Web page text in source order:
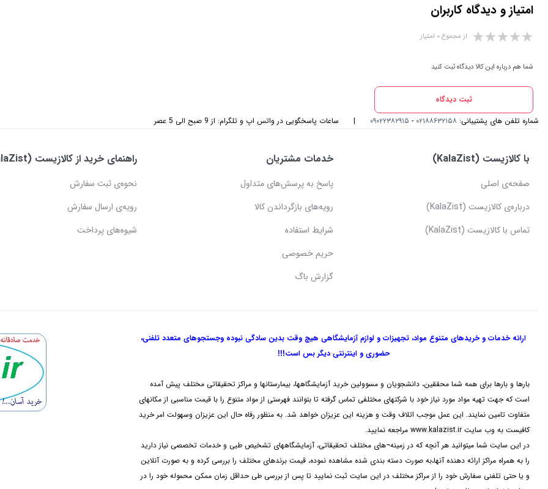
امتیاز و دیدگاه کاربران
از مجموع ۰ امتیاز
شما هم درباره این کالا دیدگاه ثبت کنید
ثبت دیدگاه
شماره تلفن های پشتیبانی: ۰۲۱۸۸۶۳۲۱۵۸ - ۰۹۰۲۲۳۸۲۹۱۵ | ساعات پاسخگویی در واتس اپ و تلگرام: از 9 صبح الی 5 عصر
با کالازیست (KalaZist)
صفحه‌ی اصلی
درباره‌ی کالازیست (KalaZist)
تماس با کالازیست (KalaZist)
خدمات مشتریان
پاسخ به پرسش‌های متداول
رویه‌های بازگرداندن کالا
شرایط استفاده
حریم خصوصی
گزارش باگ
راهنمای خرید از کالازیست (KalaZist)
نحوه‌ی ثبت سفارش
رویه‌ی ارسال سفارش
شیوه‌های پرداخت
ارائه خدمات و خریدهای متنوع مواد، تجهیزات و لوازم آزمایشگاهی هیچ وقت بدین سادگی نبوده وجستجوهای متعدد تلفنی،
حضوری و اینترنتی دیگر بس است!!!
بارها و بارها برای همه شما محققین، دانشجویان و مسوولین خرید آزمایشگاهها، بیمارستانها و مراکز تحقیقاتی مختلف پیش آمده
است که جهت تهیه مواد مورد نیاز خود با شرکتهای مختلفی تماس گرفته تا بتوانند فهرستی از مواد متنوع را با قیمت مناسبی از مکانهای
متفاوت تامین نمایند. این عمل موجب اتلاف وقت و هزینه این عزیزان خواهد شد. به منظور رفاه حال این عزیزان وسهولت امر خرید
کافیست به وب سایت www.kalazist.ir مراجعه نمایید.
در این سایت شما میتوانید هر آنچه که در زمینه¬های مختلف تحقیقاتی، آزمایشگاههای تشخیص طبی و خدمات تخصصی نیاز دارید
را به همراه مراکز ارائه دهنده آنها،به صورت دسته بندی شده مشاهده نموده، قیمت برندهای مختلف را بررسی کرده و به صورت آنلاین
و یا حتی تلفنی سفارش خود را از مراکز مختلف در این سایت ثبت نمایید تا پس از بررسی طی حداقل زمان ممکن محموله خود را در